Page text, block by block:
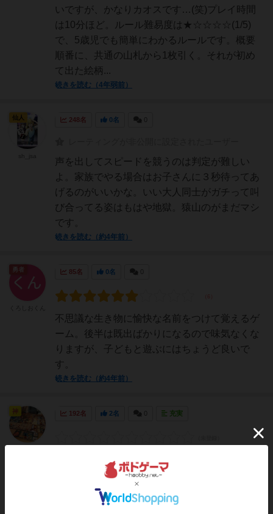
いですが、かなりカオスです…(笑)プレイ時間
は10分ほど。ルール難易度は★☆☆☆☆(1/5)
で、5歳児でも簡単にわかるルールです。概要
順番に、共通の山札から1枚引く。それが初め
て出た絵柄...
続きを読む（4年弱前）
248名 0名
声を出してスピードを競うのは判定が難しい
よ。家族でやる場合はお子さんに３秒待ってあ
げるのがいいかな。いい大人同士がガチって叫
び合ってる姿はもはや地獄。猿山のがまだマシ
です。
続きを読む（約4年前）
仙人
85名 0名
不思議な生き物に愉快な名前をつけて覚えるゲ
ーム。後半は既出ばかりになるので味気なくな
りますが、子どもと遊ぶにはちょうど良いで
す。
続きを読む（約4年前）
勇者
192名 2名 充実
＜テーマ＞カードに書かれたキャラクターに
「名前」をつけて覚えて、後にそのキャラクタ
ーが登場した際に、誰よりも早く名前を叫んで
あげるゲーム。＜感想＞●自分暗記系ワイワイ
神